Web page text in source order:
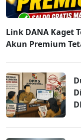
Link DANA Kaget
Akun Premium